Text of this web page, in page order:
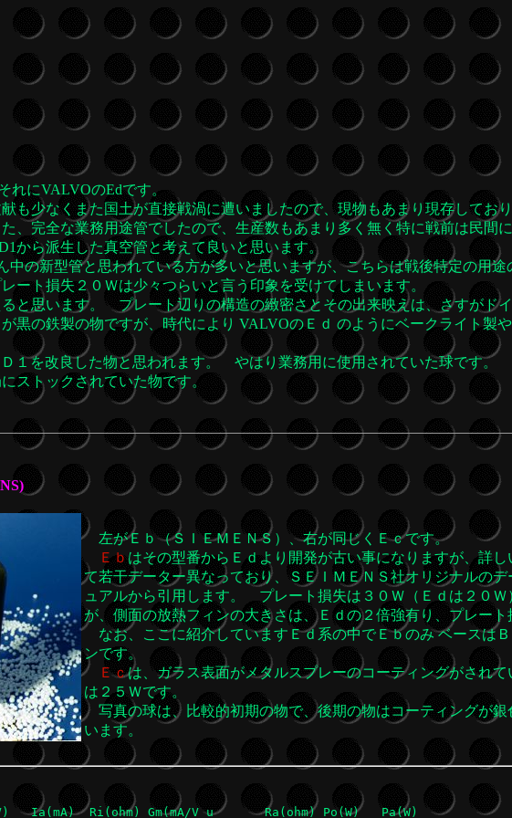
れにVALVOのEdです。
も少なくまた国土が直接戦渦に遭いましたので、現物もあまり現存してお
、完全な業務用途管でしたので、生産数もあまり多く無く特に戦前は民間
から派生した真空管と考えて良いと思います。
中の新型管と思われている方が多いと思いますが、こちらは戦後特定の用途
ート損失２０Ｗは少々つらいと言う印象を受けてしまいます。
と思います。 プレート辺りの構造の緻密さとその出来映えは、さすがド
の鉄製の物ですが、時代により VALVOのＥｄ のようにベークライト製
１を改良した物と思われます。 やはり業務用に使用されていた球です。
局にストックされていた物です。
左がＥｂ（ＳＩＥＭＥＮＳ）、右が同じくＥｃです。
Ｅｂ はその型番からＥｄより開発が古い事になりますが、詳
て若干データー異なっており、ＳＥＩＭＥＮＳ社オリジナルの
ュアルから引用します。 プレート損失は３０Ｗ（Ｅｄは２０
が、側面の放熱フィンの大きさは、Ｅｄの２倍強有り、プレー
なお、ここに紹介していますＥｄ系の中でＥｂのみ ベースは
ンです。
Ｅｃは、ガラス表面がメタルスプレーのコーティングがされ
は２５Ｗです。
写真の球は、比較的初期の物で、後期の物はコーティングが
います。